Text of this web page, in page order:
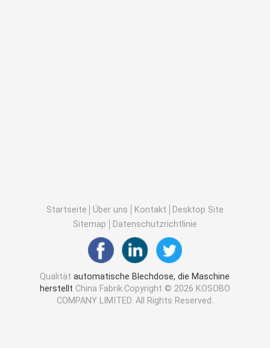
Startseite Über uns Kontakt
Desktop Site
Sitemap
Datenschutzrichtlinie
Qualitätautomatische Blechdose, die Maschine
herstellt China Fabrik.Copyright © 2026 KOSOBO
COMPANY LIMITED. All Rights Reserved.